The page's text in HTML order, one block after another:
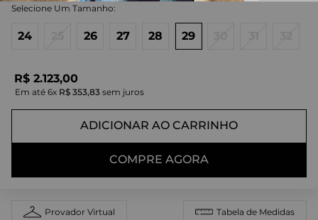
24 26 27 28 29
R$ 2.123,00
Em até 6x R$ 353,83 sem juros
ADICIONAR AO CARRINHO
COMPRE AGORA
Provador Virtual Tabela de Medidas